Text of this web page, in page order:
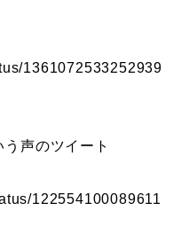
1361072533252939
声のツイート
122554100089611